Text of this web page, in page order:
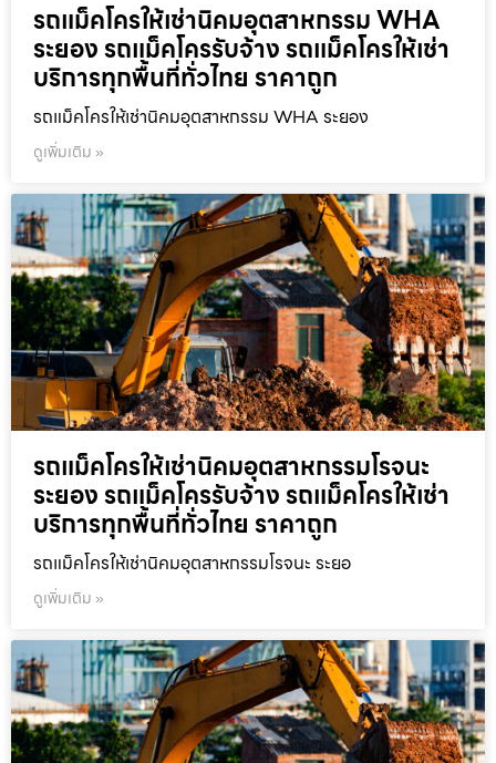
รถแม็คโครให้เช่านิคมอุตสาหกรรม WHA
ระยอง รถแม็คโครรับจ้าง รถแม็คโครให้เช่า
บริการทุกพื้นที่ทั่วไทย ราคาถูก
รถแม็คโครให้เช่านิคมอุตสาหกรรม WHA ระยอง
ดูเพิ่มเติม »
รถแม็คโครให้เช่านิคมอุตสาหกรรมโรจนะ
ระยอง รถแม็คโครรับจ้าง รถแม็คโครให้เช่า
บริการทุกพื้นที่ทั่วไทย ราคาถูก
รถแม็คโครให้เช่านิคมอุตสาหกรรมโรจนะ ระยอ
ดูเพิ่มเติม »